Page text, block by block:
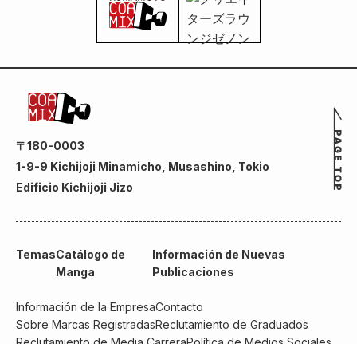
〒180-0003
1-9-9 Kichijoji Minamicho, Musashino, Tokio
Edificio Kichijoji Jizo
TemasCatálogo de
Manga
Información de Nuevas
Publicaciones
Información de la EmpresaContacto
Sobre Marcas RegistradasReclutamiento de Graduados